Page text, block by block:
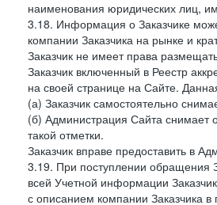
наименования юридических лиц,
3.18. Информация о Заказчике
компании Заказчика на рынке и
Заказчик не имеет права
Заказчик включенный в Реестр
на своей странице на Сайте.
(а) Заказчик самостоятельно
(б) Администрация Сайта снимает
такой отметки.
Заказчик вправе предоставить в
3.19. При поступлении обращения
всей Учетной информации
с описанием компании Заказчика